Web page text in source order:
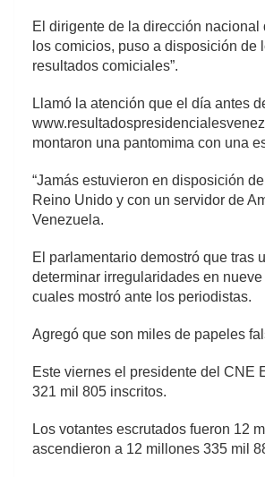
El dirigente de la dirección
los comicios, puso a disposición
resultados comiciales”.
Llamó la atención que el día antes
montaron una pantomima con una
“Jamás estuvieron en disposición
Reino Unido y con un servidor de
Venezuela.
El parlamentario demostró que tras
determinar irregularidades en
cuales mostró ante los periodistas.
Agregó que son miles de papeles
Este viernes el presidente del CNE
321 mil 805 inscritos.
Los votantes escrutados fueron 12
ascendieron a 12 millones 335 mil